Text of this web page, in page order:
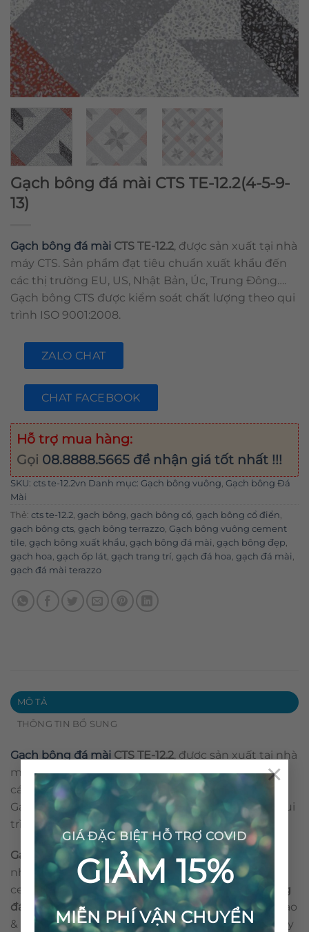
GIÁ ĐẶC BIỆT HỖ TRỢ COVID
GIẢM 15%
MIỄN PHÍ VẬN CHUYỂN
×
Gạch bông đá mài CTS TE-12.2(4-5-9-
13)
Gạch bông đá mài CTS TE-12.2, được sản xuất tại nhà
máy CTS. Sản phẩm đạt tiêu chuẩn xuất khẩu đến
các thị trường EU, US, Nhật Bản, Úc, Trung Đông….
Gạch bông CTS được kiểm soát chất lượng theo qui
trình ISO 9001:2008.
ZALO CHAT
CHAT FACEBOOK
Hỗ trợ mua hàng:
Gọi 08.8888.5665 để nhận giá tốt nhất !!!
SKU: cts te-12.2vn Danh mục: Gạch bông vuông Gạch bông Đá
Mài
Thẻ: cts te-12.2 gạch bông gạch bông cổ gạch bông cổ điển
gạch bông cts gạch bông terrazzo Gạch bông vuông cement
tile gạch bông xuất khẩu gạch bông đá mài gạch bông đẹp
gạch hoa gạch ốp lát gạch trang trí gạch đá hoa gạch đá mài
gạch đá mài terazzo
MÔ TẢ
THÔNG TIN BỔ SUNG
Gạch bông đá mài CTS TE-12.2, được sản xuất tại nhà
máy CTS. Sản phẩm đạt tiêu chuẩn xuất khẩu đến
các thị trường EU, US, Nhật Bản, Úc, Trung Đông….
Gạch bông CTS được kiểm soát chất lượng theo qui
trình ISO 9001:2008.
Gạch bông đá mài
còn được biết với nhiều tên gọi
như: gạch hoa, gạch xi măng. Tên tiếng anh là
cement tile hay encaustic cement tile…
Gạch bông
đá mài
là loại vật liệu thân thiện môi trường. Cấu tạo
& qui trình sản xuất nên viên gạch bông không gây